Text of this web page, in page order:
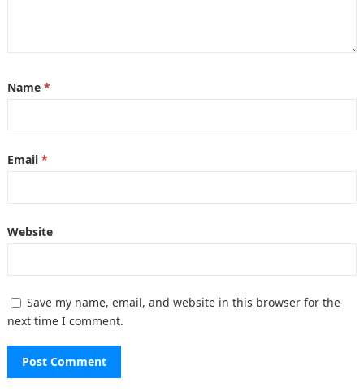
Name *
Email *
Website
Save my name, email, and website in this browser for the
next time I comment.